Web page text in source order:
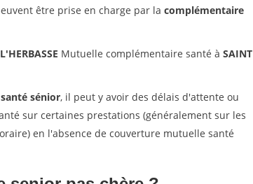
être prise en charge par la complémentaire
Mutuelle complémentaire santé à SAINT
santé sénior, il peut y avoir des délais d'attente ou
sur certaines prestations (généralement sur les
en l'absence de couverture mutuelle santé